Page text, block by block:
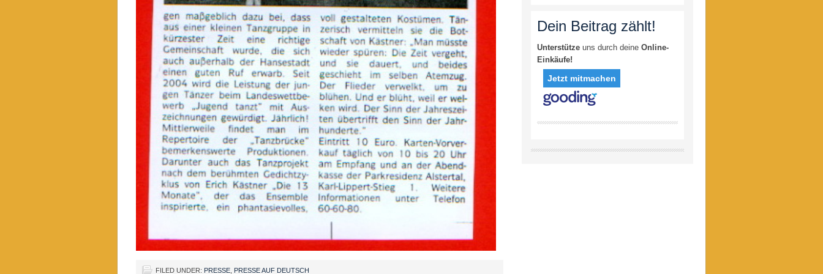
FILED UNDER: PRESSE PRESSE AUF DEUTSCH
Dein Beitrag zählt!
Unterstütze uns durch deine Online-
Einkäufe!
Jetzt mitmachen